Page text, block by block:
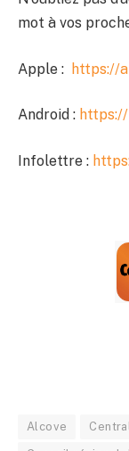
mot à vos
Apple : https://
Android :
Infolettre :
Alcove